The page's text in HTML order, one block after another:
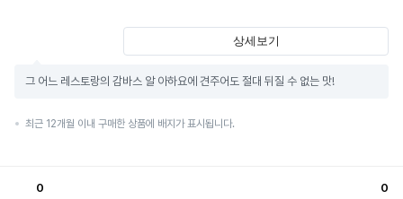
상세보기
그 어느 레스토랑의 감바스 알 아하요에 견주어도 절대 뒤질 수 없는 맛!
최근 12개월 이내 구매한 상품에 배지가 표시됩니다.
0 0